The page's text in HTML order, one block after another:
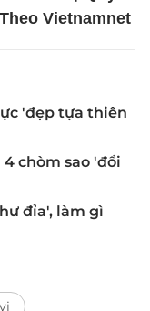
Theo Vietnamnet
'đẹp tựa thiên
4 chòm sao 'đổi
đỉa', làm gì